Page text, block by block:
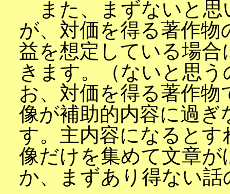
また、まずないと思
が、対価を得る著作
益を想定している場
きます。（ないと思
お、対価を得る著作
像が補助的内容に過
す。主内容になると
像だけを集めて文章
か、まずあり得ない